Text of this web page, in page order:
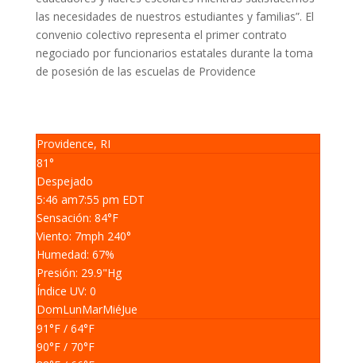
las necesidades de nuestros estudiantes y familias”. El
convenio colectivo representa el primer contrato
negociado por funcionarios estatales durante la toma
de posesión de las escuelas de Providence
Providence, RI
81°
Despejado
5:46 am7:55 pm EDT
Sensación: 84°F
Viento: 7mph 240°
Humedad: 67%
Presión: 29.9"Hg
Índice UV: 0
DomLunMarMiéJue
91°F/ 64°F
90°F/ 70°F